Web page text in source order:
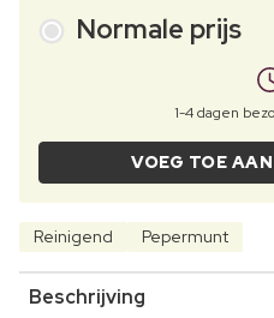
Normale prijs
1-4 dagen
VOEG TOE
Reinigend Pepermunt
Beschrijving